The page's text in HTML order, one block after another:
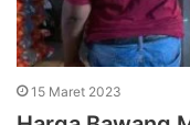
15 Maret 2023